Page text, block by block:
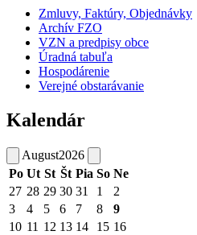
Zmluvy, Faktúry, Objednávky
Archív FZO
VZN a predpisy obce
Úradná tabuľa
Hospodárenie
Verejné obstarávanie
Kalendár
August2026
Po Ut St Št Pia So Ne
27 28 29 30 31 1
2
3
4 5 6 7 8
9
10 11 12 13 14 15 16